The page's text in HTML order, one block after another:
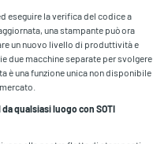
eseguire la verifica del codice a
una stampante può ora
un nuovo livello di produttività e
due macchine separate per svolgere
è una funzione unica non disponibile
qualsiasi luogo con SOTI